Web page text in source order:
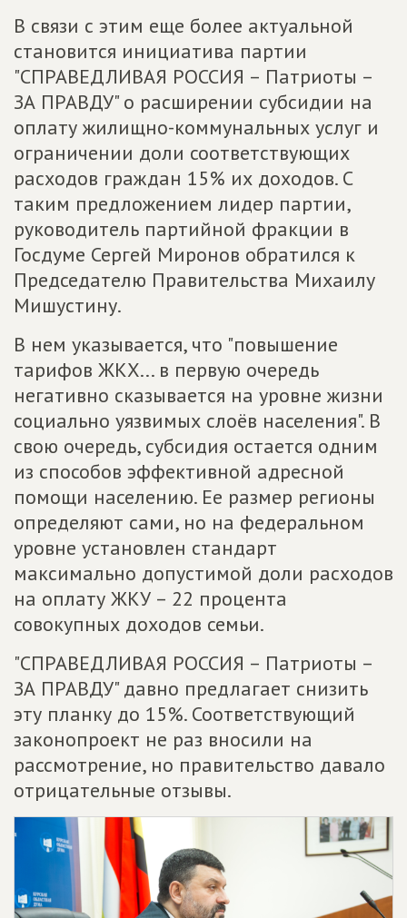
В связи с этим еще более актуальной
становится инициатива партии
"СПРАВЕДЛИВАЯ РОССИЯ – Патриоты –
ЗА ПРАВДУ" о расширении субсидии на
оплату жилищно-коммунальных услуг и
ограничении доли соответствующих
расходов граждан 15% их доходов. С
таким предложением лидер партии,
руководитель партийной фракции в
Госдуме Сергей Миронов обратился к
Председателю Правительства Михаилу
Мишустину.
В нем указывается, что "повышение
тарифов ЖКХ... в первую очередь
негативно сказывается на уровне жизни
социально уязвимых слоёв населения". В
свою очередь, субсидия остается одним
из способов эффективной адресной
помощи населению. Ее размер регионы
определяют сами, но на федеральном
уровне установлен стандарт
максимально допустимой доли расходов
на оплату ЖКУ – 22 процента
совокупных доходов семьи.
"СПРАВЕДЛИВАЯ РОССИЯ – Патриоты –
ЗА ПРАВДУ" давно предлагает снизить
эту планку до 15%. Соответствующий
законопроект не раз вносили на
рассмотрение, но правительство давало
отрицательные отзывы.